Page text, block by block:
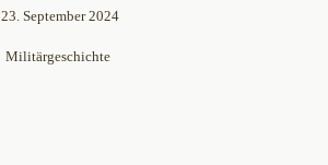
23. September 2024
Militärgeschichte